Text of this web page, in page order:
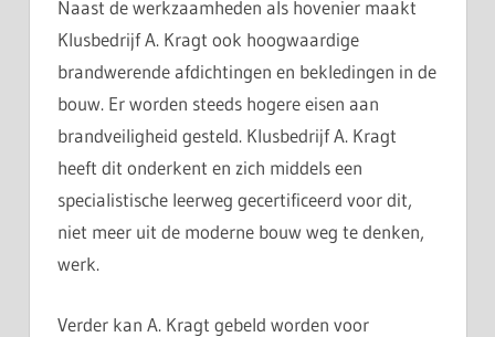
Naast de werkzaamheden als hovenier maakt
Klusbedrijf A. Kragt ook hoogwaardige
brandwerende afdichtingen en bekledingen in de
bouw. Er worden steeds hogere eisen aan
brandveiligheid gesteld. Klusbedrijf A. Kragt
heeft dit onderkent en zich middels een
specialistische leerweg gecertificeerd voor dit,
niet meer uit de moderne bouw weg te denken,
werk.
Verder kan A. Kragt gebeld worden voor